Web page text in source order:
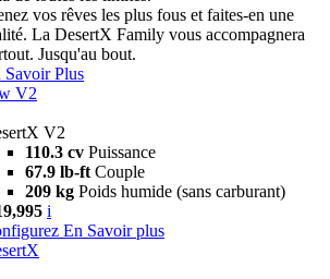
vos rêves les plus fous et faites-en une
La DesertX Family vous accompagnera
Jusqu'au bout.
Savoir Plus
V2
V2
110.3 cv Puissance
67.9 lb-ft Couple
209 kg Poids humide (sans carburant)
i
En Savoir plus